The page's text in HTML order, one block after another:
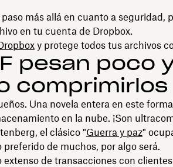
más allá en cuanto a seguridad,
en tu cuenta de Dropbox.
y protege todos tus archivos
pesan poco
comprimirlos
Una novela entera en este
en la nube. ¡Son
el clásico "Guerra y paz"
preferido de muchos, por algo será.
extenso de transacciones con